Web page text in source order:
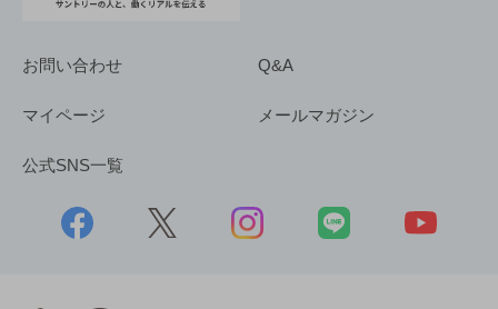
お問い合わせ Q&A
マイページ メールマガジン
公式SNS一覧